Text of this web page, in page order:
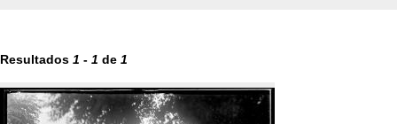
Resultados 1 - 1 de 1